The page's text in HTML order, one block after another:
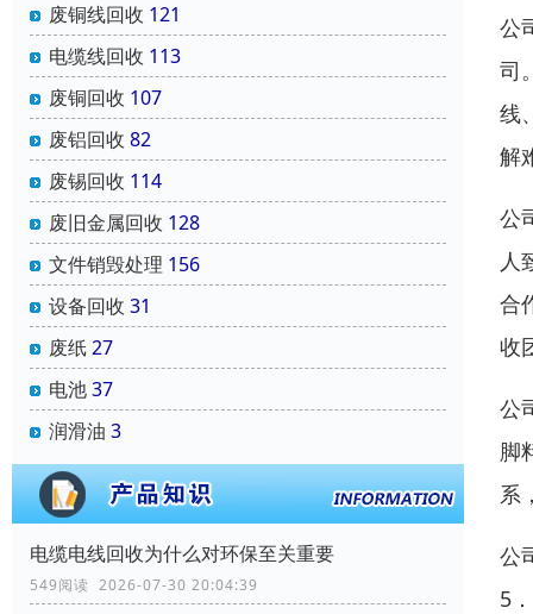
废铜线回收 121
电缆线回收 113
废铜回收 107
废铝回收 82
废锡回收 114
废旧金属回收 128
文件销毁处理 156
设备回收 31
废纸27
电池37
润滑油 3
电缆电线回收为什么对环保至关重要
549阅读 2026-07-30 20:04:39
公
司
线
解
公
人
合
收
公
脚
系
公
5